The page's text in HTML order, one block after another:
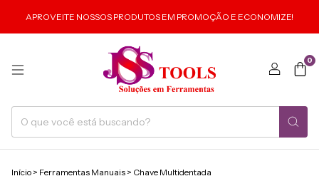
APROVEITE NOSSOS PRODUTOS EM PROMOÇÃO E ECONOMIZE!
0
Início > Ferramentas Manuais > Chave Multidentada